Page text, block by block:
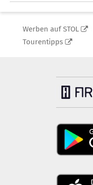
Werben auf STOL
Tourentipps